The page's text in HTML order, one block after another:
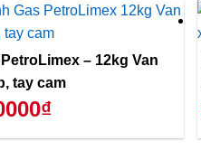
– 12kg Van
tay cam